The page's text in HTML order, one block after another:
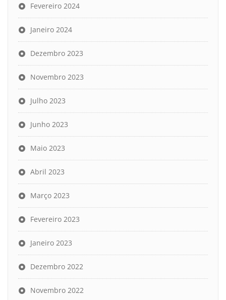
Fevereiro 2024
Janeiro 2024
Dezembro 2023
Novembro 2023
Julho 2023
Junho 2023
Maio 2023
Abril 2023
Março 2023
Fevereiro 2023
Janeiro 2023
Dezembro 2022
Novembro 2022